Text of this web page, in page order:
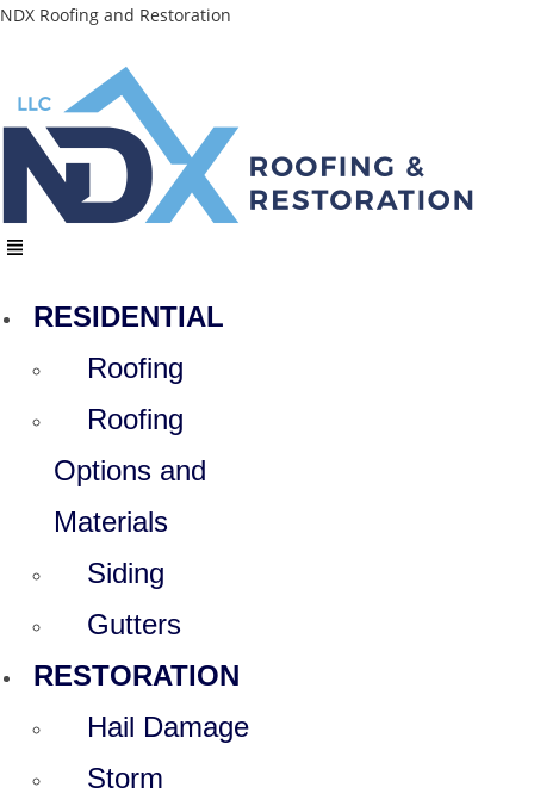
Skip
NDX Roofing and Restoration
Menu
RESIDENTIAL
Roofing
Roofing
Options and
Materials
Siding
Gutters
RESTORATION
Hail Damage
Storm